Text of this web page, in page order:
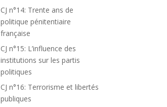
CJ n°14: Trente ans de
politique pénitentiaire
française
CJ n°15: L’influence des
institutions sur les partis
politiques
CJ n°16: Terrorisme et libertés
publiques